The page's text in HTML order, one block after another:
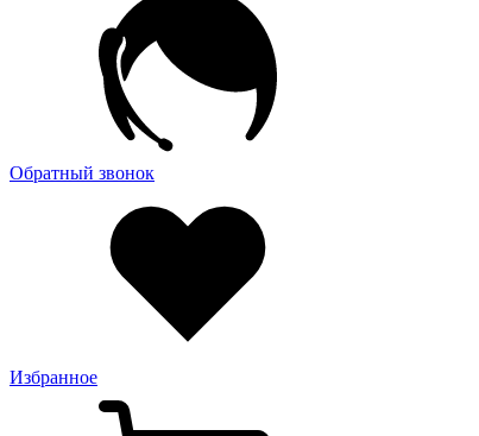
Обратный звонок
Избранное